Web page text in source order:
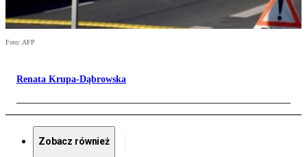
Foto: AFP
Renata Krupa-Dąbrowska
Zobacz również